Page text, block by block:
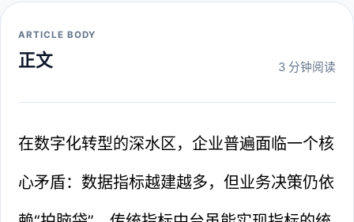
ARTICLE BODY
正文 3 分钟阅读
在数字化转型的深水区，企业普遍面临一个核
心矛盾：数据指标越建越多，但业务决策仍依